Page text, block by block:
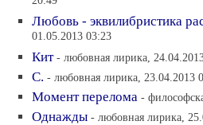
Любовь - эквилибристика
01.05.2013 03:23
Кит - любовная лирика,
С. - любовная лирика, 23.04.2013
Момент перелома -
Однажды - любовная лирика,